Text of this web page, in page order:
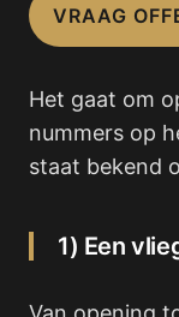
VRAAG
Het gaat om
nummers op
staat bekend
1) Een